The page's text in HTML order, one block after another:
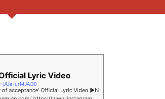
Official Lyric Video
urMJAD0
of acceptance' Official Lyric Video ▶︎N